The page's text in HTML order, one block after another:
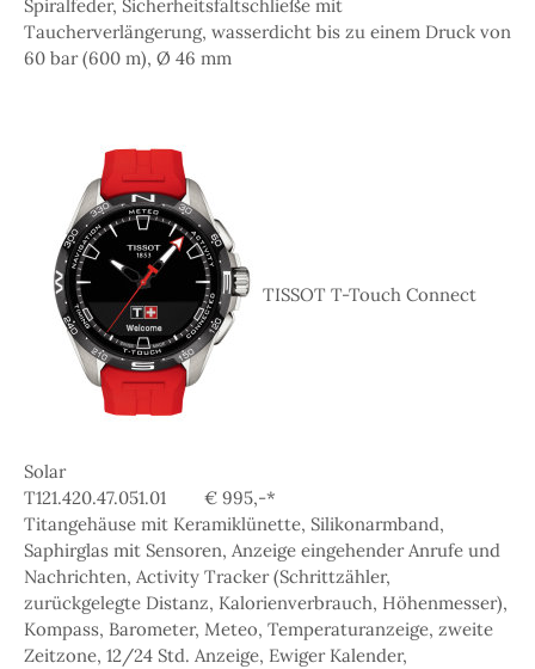
Spiralfeder, Sicherheitsfaltschließe mit
Taucherverlängerung, wasserdicht bis zu einem Druck von
60 bar (600 m), Ø 46 mm
TISSOT T-Touch Connect
Solar
T121.420.47.051.01 € 995,-*
Titangehäuse mit Keramiklünette, Silikonarmband,
Saphirglas mit Sensoren, Anzeige eingehender Anrufe und
Nachrichten, Activity Tracker (Schrittzähler,
zurückgelegte Distanz, Kalorienverbrauch, Höhenmesser),
Kompass, Barometer, Meteo, Temperaturanzeige, zweite
Zeitzone, 12/24 Std. Anzeige, Ewiger Kalender,